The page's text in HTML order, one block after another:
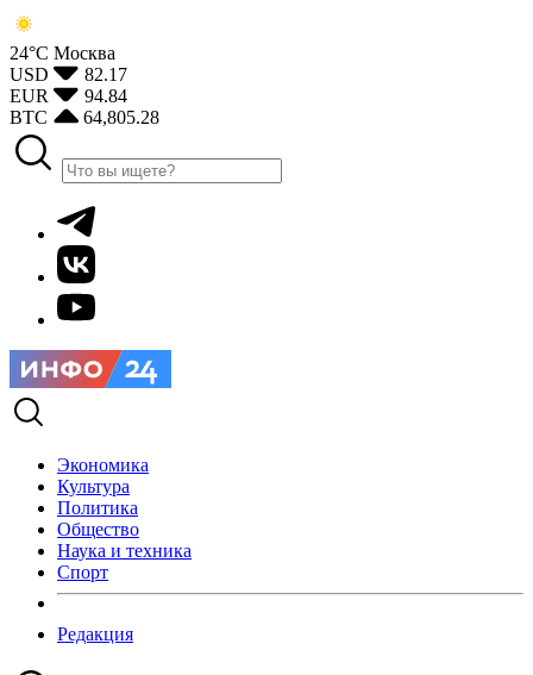
24°С Москва
USD
82.17
EUR
94.84
BTC
64,805.28
Экономика
Культура
Политика
Общество
Наука и техника
Спорт
Редакция